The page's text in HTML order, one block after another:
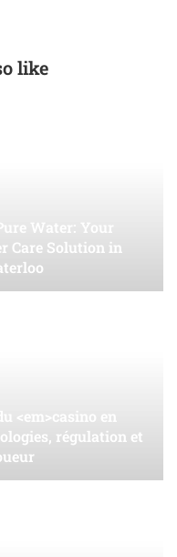
like
Water: Your
Care Solution in
<em>casino en
régulation et